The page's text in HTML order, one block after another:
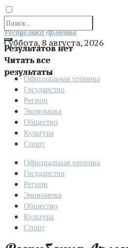
Результатов нет
Читать все
результаты
Отправить
Республика Армения
Суббота, 8 августа, 2026
Официальная хроника
Государство
Регион
Экономика
Общество
Культура
Спорт
Официальная хроника
Государство
Регион
Экономика
Общество
Культура
Спорт